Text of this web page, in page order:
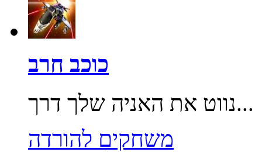
כוכב חרב
נווט את האניה שלך דרך...
משחקים להורדה